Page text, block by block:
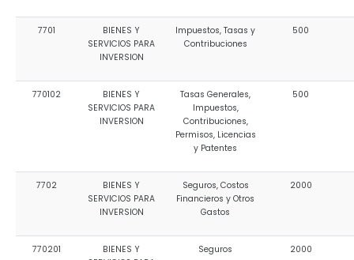
7701
BIENES Y
SERVICIOS PARA
INVERSION
Impuestos, Tasas y
Contribuciones
500
770102
BIENES Y
SERVICIOS PARA
INVERSION
Tasas Generales,
Impuestos,
Contribuciones,
Permisos, Licencias
y Patentes
500
7702
BIENES Y
SERVICIOS PARA
INVERSION
Seguros, Costos
Financieros y Otros
Gastos
2000
770201
BIENES Y
Seguros 2000